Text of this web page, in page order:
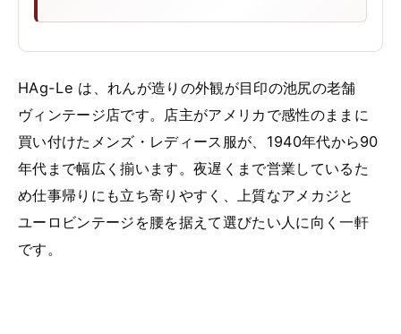
HAg-Le は、れんが造りの外観が目印の池尻の老舗
ヴィンテージ店です。店主がアメリカで感性のままに
買い付けたメンズ・レディース服が、1940年代から90
年代まで幅広く揃います。夜遅くまで営業しているた
め仕事帰りにも立ち寄りやすく、上質なアメカジと
ユーロビンテージを腰を据えて選びたい人に向く一軒
です。